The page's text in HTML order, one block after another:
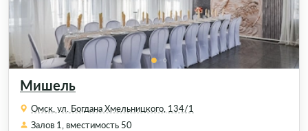
Мишель
Омск, ул. Богдана Хмельницкого, 134/1
Залов 1, вместимость 50